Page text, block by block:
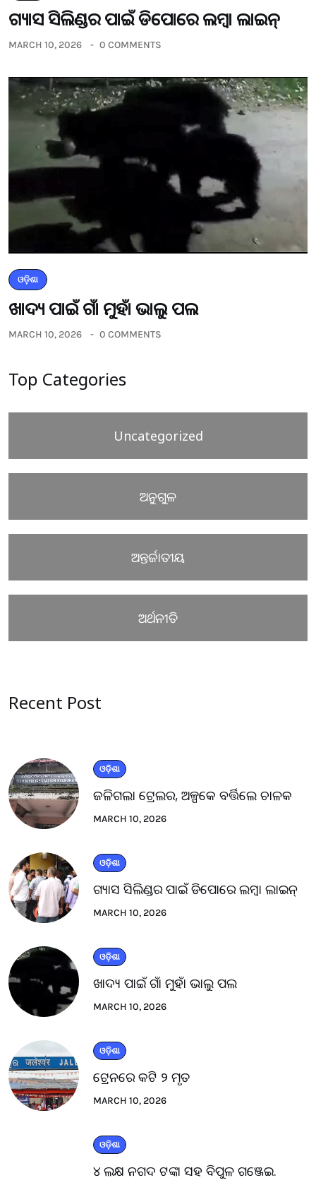
ଗ୍ୟାସ ସିଲିଣ୍ଡର ପାଇଁ ଡିପୋରେ ଲମ୍ବା ଲାଇନ୍
MARCH 10, 2026 0 COMMENTS
ଓଡ଼ିଶା
ଖାଦ୍ୟ ପାଇଁ ଗାଁ ମୁହାଁ ଭାଲୁ ପଲ
MARCH 10, 2026 0 COMMENTS
Top Categories
Uncategorized
ଅନୁଗୁଳ
ଅନ୍ତର୍ଜାତୀୟ
ଅର୍ଥନୀତି
Recent Post
ଓଡ଼ିଶା
ଜଳିଗଲା ଟ୍ରେଲର, ଅଳ୍ପକେ ବର୍ତ୍ତିଲେ ଚାଳକ
MARCH 10, 2026
ଓଡ଼ିଶା
ଗ୍ୟାସ ସିଲିଣ୍ଡର ପାଇଁ ଡିପୋରେ ଲମ୍ବା ଲାଇନ୍
MARCH 10, 2026
ଓଡ଼ିଶା
ଖାଦ୍ୟ ପାଇଁ ଗାଁ ମୁହାଁ ଭାଲୁ ପଲ
MARCH 10, 2026
ଓଡ଼ିଶା
ଟ୍ରେନରେ କଟି ୨ ମୃତ
MARCH 10, 2026
ଓଡ଼ିଶା
୪ ଲକ୍ଷ ନଗଦ ଟଙ୍କା ସହ ବିପୁଳ ଗଞ୍ଜେଇ.